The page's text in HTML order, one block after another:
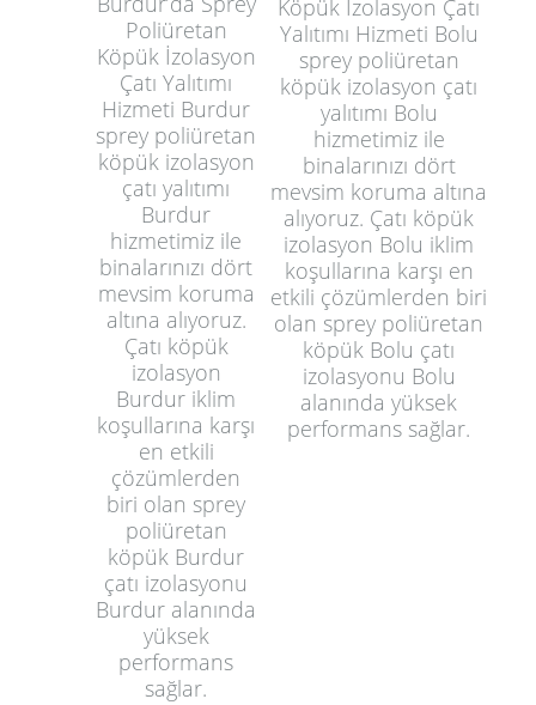
Poliüretan
Köpük İzolasyon
Çatı Yalıtımı
Hizmeti Burdur
sprey poliüretan
köpük izolasyon
çatı yalıtımı
Burdur
hizmetimiz ile
binalarınızı dört
mevsim koruma
altına alıyoruz.
Çatı köpük
izolasyon
Burdur iklim
koşullarına karşı
en etkili
çözümlerden
biri olan sprey
poliüretan
köpük Burdur
çatı izolasyonu
Burdur alanında
yüksek
performans
sağlar.
Köpük İzolasyon Çatı
Yalıtımı Hizmeti Bolu
sprey poliüretan
köpük izolasyon çatı
yalıtımı Bolu
hizmetimiz ile
binalarınızı dört
mevsim koruma altına
alıyoruz. Çatı köpük
izolasyon Bolu iklim
koşullarına karşı en
etkili çözümlerden biri
olan sprey poliüretan
köpük Bolu çatı
izolasyonu Bolu
alanında yüksek
performans sağlar.